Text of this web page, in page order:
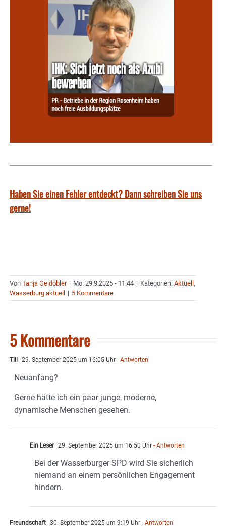
Haben Sie einen Fehler entdeckt? Dann schreiben Sie uns
gerne!
Von Tanja Geidobler | Mo. 29.9.2025 - 11:44 | Kategorien: Aktuell ,
Wasserburg aktuell
| 5 Kommentare
5 Kommentare
Till 29. September 2025 um 16:05 Uhr - Antworten
Neuanfang?
Gerne hätte ich ein paar junge, moderne,
dynamische Menschen gesehen.
Ein Leser 29. September 2025 um 16:50 Uhr - Antworten
Bei der Wasserburger SPD wird Sie sicherlich
niemand an einem persönlichen Engagement
hindern.
Freundschaft 30. September 2025 um 9:19 Uhr - Antworten